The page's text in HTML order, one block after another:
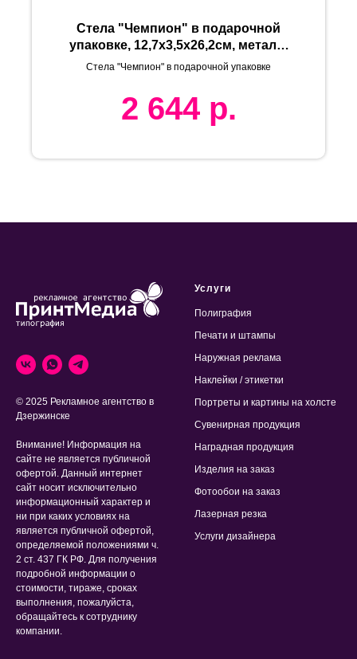
Стела "Чемпион" в подарочной
упаковке, 12,7х3,5х26,2см, металл,
стекло
Стела "Чемпион" в подарочной упаковке
2 644 р.
© 2025 Рекламное агентство в
Дзержинске
Внимание! Информация на
сайте не является публичной
офертой. Данный интернет
сайт носит исключительно
информационный характер и
ни при каких условиях на
является публичной офертой,
определяемой положениями ч.
2 ст. 437 ГК РФ. Для получения
подробной информации о
стоимости, тираже, сроках
выполнения, пожалуйста,
обращайтесь к сотруднику
компании.
Услуги
Полиграфия
Печати и штампы
Наружная реклама
Наклейки / этикетки
Портреты и картины на холсте
Сувенирная продукция
Наградная продукция
Изделия на заказ
Фотообои на заказ
Лазерная резка
Услуги дизайнера